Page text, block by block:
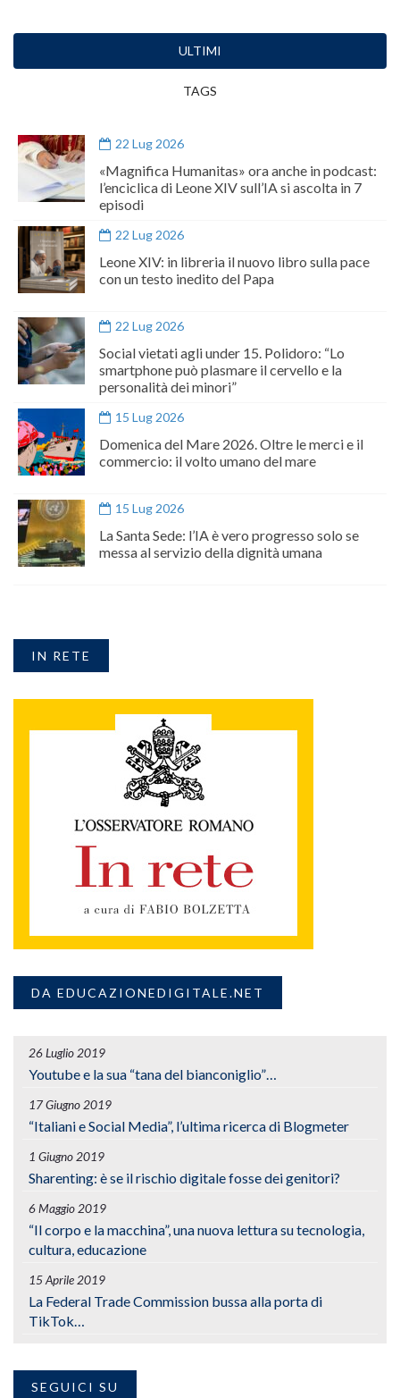
ULTIMI
TAGS
22 Lug 2026
«Magnifica Humanitas» ora anche in podcast:
l’enciclica di Leone XIV sull’IA si ascolta in 7
episodi
22 Lug 2026
Leone XIV: in libreria il nuovo libro sulla pace
con un testo inedito del Papa
22 Lug 2026
Social vietati agli under 15. Polidoro: “Lo
smartphone può plasmare il cervello e la
personalità dei minori”
15 Lug 2026
Domenica del Mare 2026. Oltre le merci e il
commercio: il volto umano del mare
15 Lug 2026
La Santa Sede: l’IA è vero progresso solo se
messa al servizio della dignità umana
IN RETE
DA EDUCAZIONEDIGITALE.NET
26 Luglio 2019
Youtube e la sua “tana del bianconiglio”…
17 Giugno 2019
“Italiani e Social Media”, l’ultima ricerca di Blogmeter
1 Giugno 2019
Sharenting: è se il rischio digitale fosse dei genitori?
6 Maggio 2019
“Il corpo e la macchina”, una nuova lettura su tecnologia,
cultura, educazione
15 Aprile 2019
La Federal Trade Commission bussa alla porta di
TikTok…
SEGUICI SU